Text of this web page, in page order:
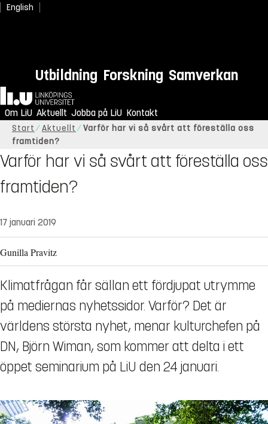
English
Utbildning Forskning Samverkan
Hem
Om LiU Aktuellt Jobba på LiU Kontakt
Start Aktuellt
Varför har vi så svårt att föreställa oss
framtiden?
Varför har vi så svårt att föreställa oss
framtiden?
17 januari 2019
Gunilla Pravitz
Klimatfrågan får sällan ett fördjupat utrymme
på mediernas nyhetssidor. Varför? Det är
världens största nyhet, menar kulturchefen på
DN, Björn Wiman, som kommer att delta i ett
öppet seminarium på LiU den 24 januari.